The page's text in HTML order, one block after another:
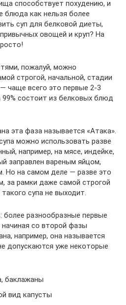
способствует похудению, и
блюда как нельзя более
суп для белковой диеты,
овощей и круп? На
пожалуй, можно
строгой, начальной, стадии
чаще всего это первые 2-3
99% состоит из белковых блюд
эта фаза называется «Атака».
можно использовать разве
например, на мясе, индейке,
заправлен вареным яйцом,
Но на самом деле — разве это
за рамки даже самой строгой
супа не выходит.
более разнообразные первые
со второй фазы
например, она называется
допускаются уже некоторые
баклажаны
вид капусты